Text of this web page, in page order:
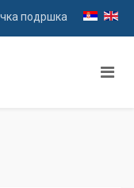
подршка